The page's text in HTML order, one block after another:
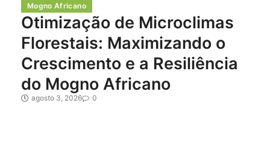
Mogno Africano
Otimização de Microclimas
Florestais: Maximizando o
Crescimento e a Resiliência
do Mogno Africano
agosto 3, 2026 0